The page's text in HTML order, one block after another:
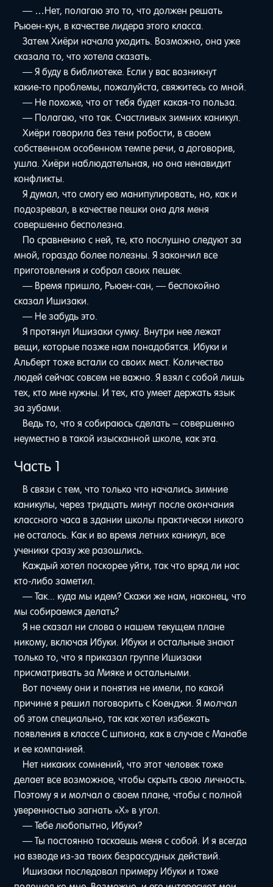
— …Нет, полагаю это то, что должен решать
Рьюен-кун, в качестве лидера этого класса.
Затем Хиёри начала уходить. Возможно, она уже
сказала то, что хотела сказать.
— Я буду в библиотеке. Если у вас возникнут
какие-то проблемы, пожалуйста, свяжитесь со мной.
— Не похоже, что от тебя будет какая-то польза.
— Полагаю, что так. Счастливых зимних каникул.
Хиёри говорила без тени робости, в своем
собственном особенном темпе речи, а договорив,
ушла. Хиёри наблюдательная, но она ненавидит
конфликты.
Я думал, что смогу ею манипулировать, но, как и
подозревал, в качестве пешки она для меня
совершенно бесполезна.
По сравнению с ней, те, кто послушно следуют за
мной, гораздо более полезны. Я закончил все
приготовления и собрал своих пешек.
— Время пришло, Рьюен-сан, — беспокойно
сказал Ишизаки.
— Не забудь это.
Я протянул Ишизаки сумку. Внутри нее лежат
вещи, которые позже нам понадобятся. Ибуки и
Альберт тоже встали со своих мест. Количество
людей сейчас совсем не важно. Я взял с собой лишь
тех, кто мне нужны. И тех, кто умеет держать язык
за зубами.
Ведь то, что я собираюсь сделать – совершенно
неуместно в такой изысканной школе, как эта.
Часть 1
В связи с тем, что только что начались зимние
каникулы, через тридцать минут после окончания
классного часа в здании школы практически никого
не осталось. Как и во время летних каникул, все
ученики сразу же разошлись.
Каждый хотел поскорее уйти, так что вряд ли нас
кто-либо заметил.
— Так... куда мы идем? Скажи же нам, наконец, что
мы собираемся делать?
Я не сказал ни слова о нашем текущем плане
никому, включая Ибуки. Ибуки и остальные знают
только то, что я приказал группе Ишизаки
присматривать за Мияке и остальными.
Вот почему они и понятия не имели, по какой
причине я решил поговорить с Коенджи. Я молчал
об этом специально, так как хотел избежать
появления в классе С шпиона, как в случае с Манабе
и ее компанией.
Нет никаких сомнений, что этот человек тоже
делает все возможное, чтобы скрыть свою личность.
Поэтому я и молчал о своем плане, чтобы с полной
уверенностью загнать «X» в угол.
— Тебе любопытно, Ибуки?
— Ты постоянно таскаешь меня с собой. И я всегда
на взводе из-за твоих безрассудных действий.
Ишизаки последовал примеру Ибуки и тоже